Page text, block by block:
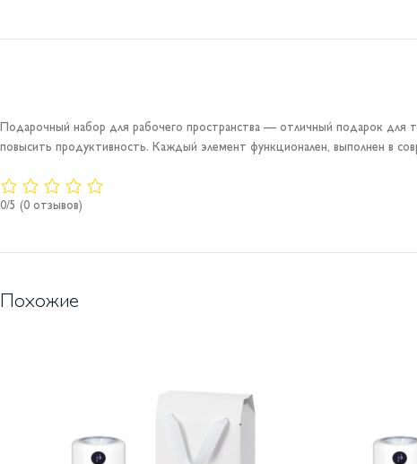
Подарочный набор для рабочего пространства — отличный подарок для
повысить продуктивность. Каждый элемент функционален, выполнен в
0/5 (0 отзывов)
Похожие